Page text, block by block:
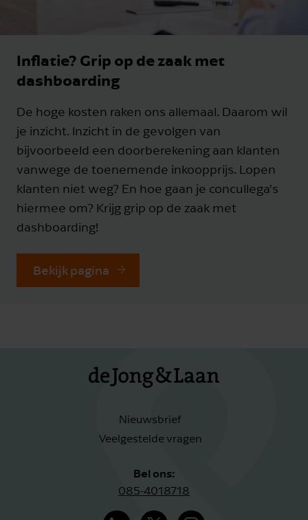
Inflatie? Grip op de zaak met
dashboarding
De hoge kosten raken ons allemaal. Daarom wil
je inzicht. Inzicht in de gevolgen van
bijvoorbeeld een doorberekening aan klanten
vanwege de toenemende inkoopprijs. Lopen
klanten niet weg? En hoe gaan je concullega's
hiermee om? Krijg grip op de zaak met
dashboarding!
Bekijk pagina
Nieuwsbrief
Veelgestelde vragen
Bel ons:
085-4018718